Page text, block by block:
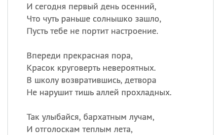
И сегодня первый день осенний,
Что чуть раньше солнышко зашло,
Пусть тебе не портит настроение.
Впереди прекрасная пора,
Красок круговерть невероятных.
В школу возвратившись, детвора
Не нарушит тишь аллей прохладных.
Так улыбайся, бархатным лучам,
И отголоскам теплым лета,